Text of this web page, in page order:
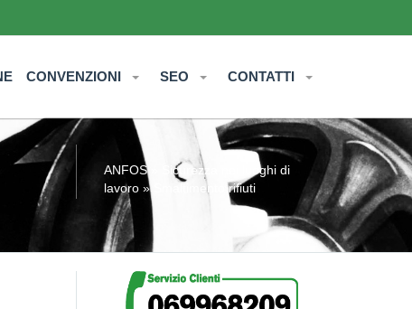
CONVENZIONI SEO CONTATTI
ANFOS»
Sicurezza nei luoghi di
lavoro » Smaltimento rifiuti